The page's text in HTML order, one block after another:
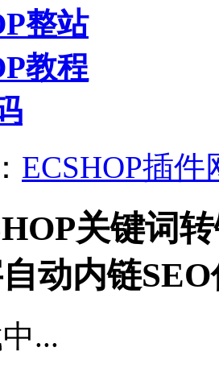
整站
教程
ECSHOP插件
关键词
自动内链
...